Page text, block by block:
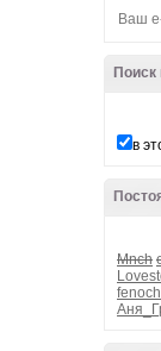
Поиск
в
Mnch